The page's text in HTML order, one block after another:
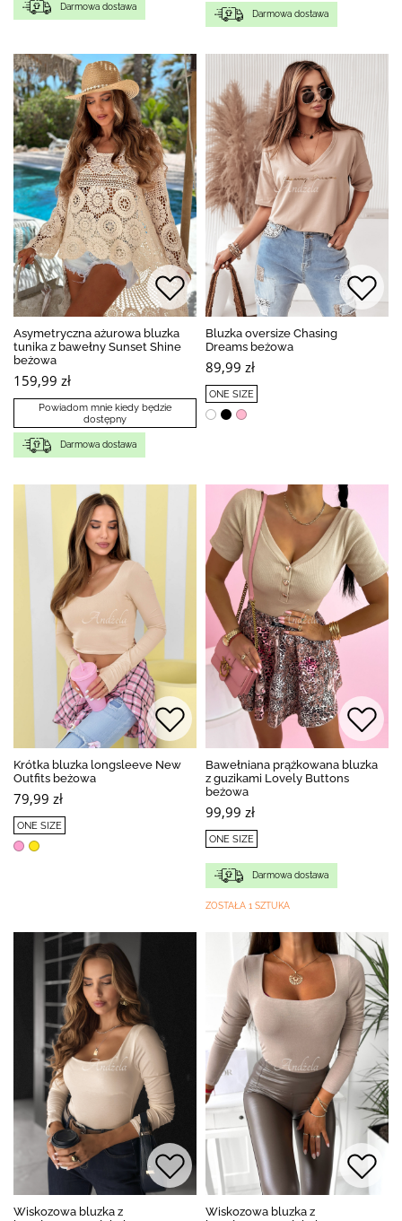
Darmowa dostawa
Darmowa dostawa
Asymetryczna ażurowa bluzka
tunika z bawełny Sunset Shine
beżowa
159,99 zł
Powiadom mnie kiedy będzie
dostępny
Darmowa dostawa
Bluzka oversize Chasing
Dreams beżowa
89,99 zł
ONE SIZE
Krótka bluzka longsleeve New
Outfits beżowa
79,99 zł
ONE SIZE
Bawełniana prążkowana bluzka
z guzikami Lovely Buttons
beżowa
99,99 zł
ONE SIZE
Darmowa dostawa
ZOSTAŁA 1 SZTUKA
Wiskozowa bluzka z
Wiskozowa bluzka z